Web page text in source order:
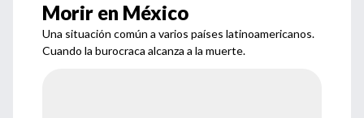
Morir en México
Una situación común a varios países latinoamericanos.
Cuando la burocraca alcanza a la muerte.